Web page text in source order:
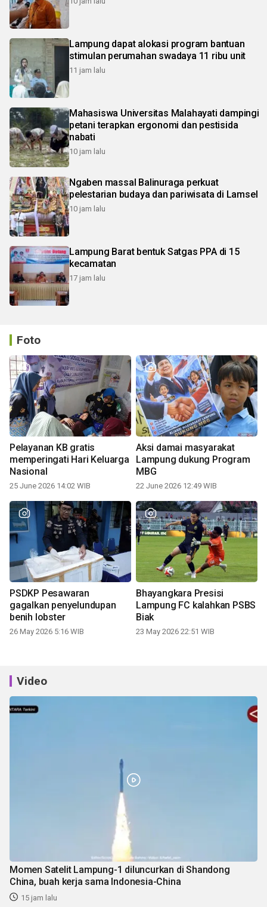
Lampung dapat alokasi program bantuan
stimulan perumahan swadaya 11 ribu unit
11 jam lalu
Mahasiswa Universitas Malahayati dampingi
petani terapkan ergonomi dan pestisida
nabati
10 jam lalu
Ngaben massal Balinuraga perkuat
pelestarian budaya dan pariwisata di Lamsel
10 jam lalu
Lampung Barat bentuk Satgas PPA di 15
kecamatan
17 jam lalu
Foto
Pelayanan KB gratis
memperingati Hari Keluarga
Nasional
25 June 2026 14:02 WIB
Aksi damai masyarakat
Lampung dukung Program
MBG
22 June 2026 12:49 WIB
PSDKP Pesawaran
gagalkan penyelundupan
benih lobster
26 May 2026 5:16 WIB
Bhayangkara Presisi
Lampung FC kalahkan PSBS
Biak
23 May 2026 22:51 WIB
Video
Momen Satelit Lampung-1 diluncurkan di Shandong
China, buah kerja sama Indonesia-China
15 jam lalu